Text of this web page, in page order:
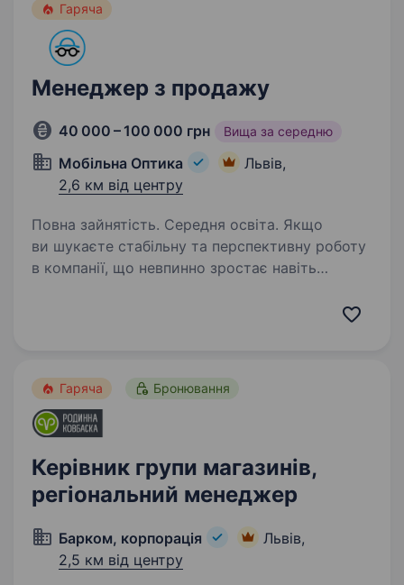
Гаряча
Менеджер з продажу
40 000 – 100 000 грн Вища за середню
Мобільна Оптика
Львів,
2,6 км від центру
Повна зайнятість. Середня освіта. Якщо
ви шукаєте стабільну та перспективну роботу
в компанії, що невпинно зростає навіть
«Мобільна оптика»! Ми перша в Україні виїзна
Гаряча Бронювання
Керівник групи магазинів,
регіональний менеджер
Барком, корпорація
Львів,
2,5 км від центру